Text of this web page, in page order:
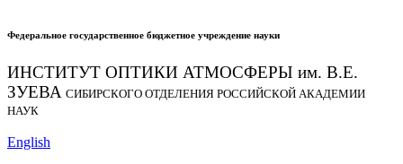
Федеральное государственное бюджетное учреждение науки
ИНСТИТУТ ОПТИКИ АТМОСФЕРЫ им. В.Е.
ЗУЕВА СИБИРСКОГО ОТДЕЛЕНИЯ РОССИЙСКОЙ АКАДЕМИИ
НАУК
English